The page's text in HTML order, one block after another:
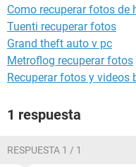
Como recuperar fotos de
Tuenti recuperar fotos
Grand theft auto v pc
Metroflog recuperar fotos
Recuperar fotos y videos
1 respuesta
RESPUESTA 1 / 1